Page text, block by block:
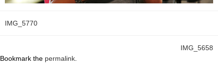
IMG_5770
IMG_5658
Bookmark the permalink